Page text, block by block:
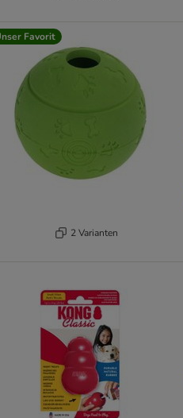
Favorit
2 Varianten